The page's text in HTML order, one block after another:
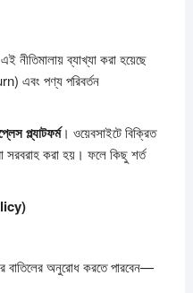
ব্যাখ্যা করা হয়েছে
এবং পণ্য পরিবর্তন
প্ল্যাটফর্ম। ওয়েবসাইটে বিক্রিত
সরবরাহ করা হয়। ফলে কিছু শর্ত
বাতিলের অনুরোধ করতে পারবেন—